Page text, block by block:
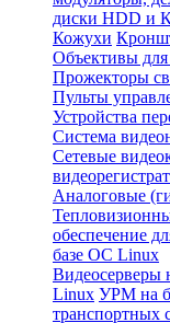
диски HDD и
Кожухи
Объективы
Прожекторы
Пульты
Устройства
Система
Сетевые
Аналоговые
обеспечение
базе ОС Linux
Видеосерверы
Linux УРМ на
транспортных